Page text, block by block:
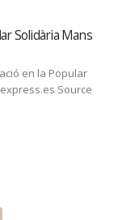
Source